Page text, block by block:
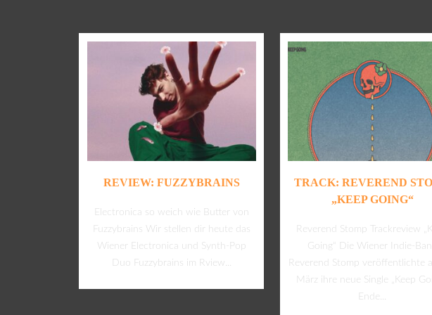
REVIEW: FUZZYBRAINS
Electronica so weich wie Butter von
Fuzzybrains Wir stellen dir heute das
Wiener Electronica und Synth-Pop
Duo Fuzzybrains im Rview...
TRACK: REVEREND
„KEEP GOING“
Reverend Stomp Trackreview
Going“ Die Wiener Indie-
Reverend Stomp veröffentlichte
März ihre neue Single „Keep
Ende...